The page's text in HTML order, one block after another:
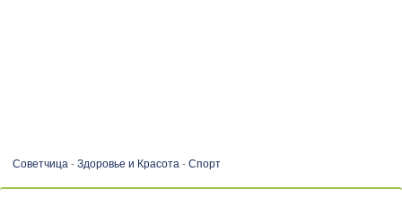
Советчица- Здоровье и Красота- Спорт